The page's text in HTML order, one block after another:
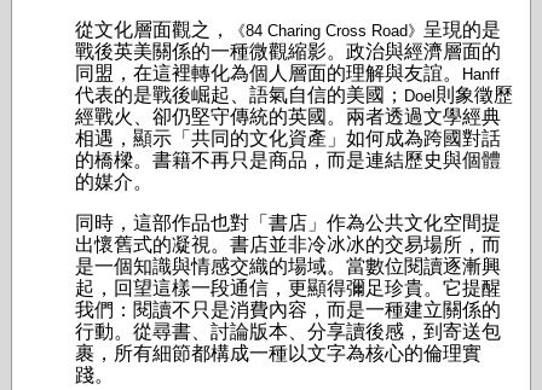
從文化層面觀之，
《84 Charing Cross Road》 呈現的是
戰後英美關係的一種微觀縮影。政治與經濟層面的
同盟，在這裡轉化為個人層面的理解與友誼。
Hanff
代表的是戰後崛起、語氣自信的美國； Doel 則象徵歷
經戰火、卻仍堅守傳統的英國。兩者透過文學經典
相遇，顯示「共同的文化資產」如何成為跨國對話
的橋樑。書籍不再只是商品，而是連結歷史與個體
的媒介。
同時，這部作品也對「書店」作為公共文化空間提
出懷舊式的凝視。書店並非冷冰冰的交易場所，而
是一個知識與情感交織的場域。當數位閱讀逐漸興
起，回望這樣一段通信，更顯得彌足珍貴。它提醒
我們：閱讀不只是消費內容，而是一種建立關係的
行動。從尋書、討論版本、分享讀後感，到寄送包
裹，所有細節都構成一種以文字為核心的倫理實
踐。